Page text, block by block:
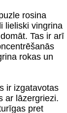
rosina
lieliski vingrina
Tas ir arī
rokas un
ir izgatavotas
ar lāzergriezi.
pret